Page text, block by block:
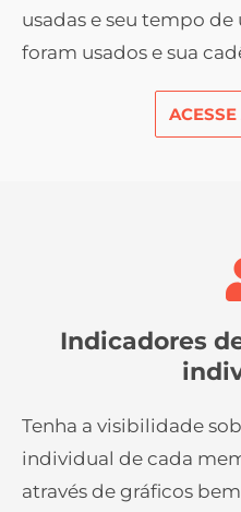
usadas e seu tempo
foram usados e sua
Indicadores
Tenha a visibilidade
individual de cada
através de gráficos